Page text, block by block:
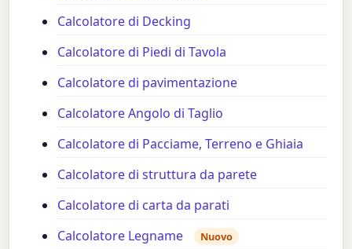
Calcolatore di Decking
Calcolatore di Piedi di Tavola
Calcolatore di pavimentazione
Calcolatore Angolo di Taglio
Calcolatore di Pacciame, Terreno e Ghiaia
Calcolatore di struttura da parete
Calcolatore di carta da parati
Calcolatore Legname
Nuovo